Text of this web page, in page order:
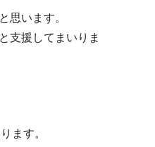
思います。
支援してまいりま
ます。